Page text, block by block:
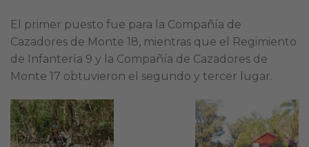
El primer puesto fue para la Compañía de
Cazadores de Monte 18, mientras que el Regimiento
de Infantería 9 y la Compañía de Cazadores de
Monte 17 obtuvieron el segundo y tercer lugar.